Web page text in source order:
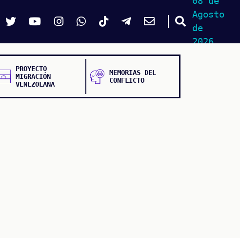
Agosto
de
2026
PROYECTO
MIGRACIÓN
VENEZOLANA
MEMORIAS DEL
CONFLICTO